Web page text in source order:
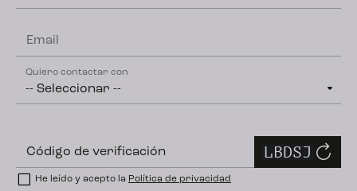
Email
Quiero contactar con
Código de verificación
He leído y acepto la Política de privacidad